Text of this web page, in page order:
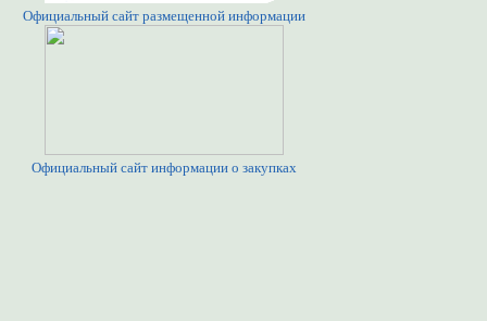
Официальный сайт размещенной информации
Официальный сайт информации о закупках